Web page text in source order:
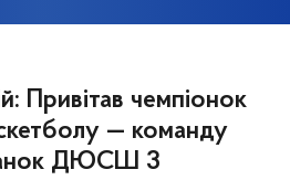
Привітав чемпіонок
— команду
ДЮСШ 3